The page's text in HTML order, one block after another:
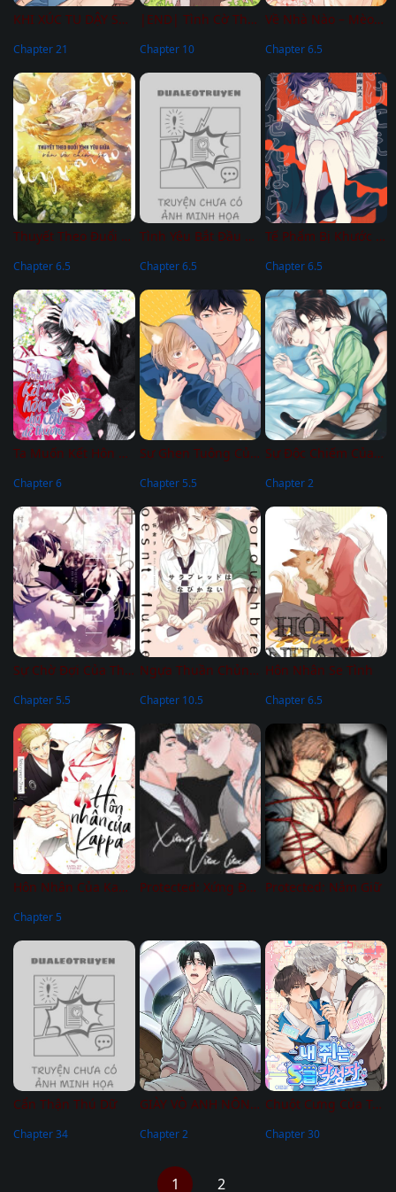
KHI XÚC TU DẬY SÓNG
Chapter 21
|END| Tình Cờ Thật?!
Chapter 10
Về Nhà Nào – Mèo Nhỏ Omegaverse
Chapter 6.5
Thuyết Theo Đuổi Tình Yêu Giữa Rắn Và Chim Sẻ
Chapter 6.5
Tình Yêu Bắt Đầu Khi Dắt Cún Đi Dạo
Chapter 6.5
Tế Phẩm Bị Khước Từ
Chapter 6.5
Ta Muốn Kết Hôn Với Em Chú Cáo Dễ Thương
Chapter 6
Sự Ghen Tuông Của Cáo
Chapter 5.5
Sự Độc Chiếm Của Một Quái Thú
Chapter 2
Sự Chờ Đợi Của Thần Cáo
Chapter 5.5
Ngựa Thuần Chủng Không Thể Thuần Phục
Chapter 10.5
Hôn Nhân Se Tình
Chapter 6.5
Hôn Nhân Của Kappa
Chapter 5
Protected: Xứng Đôi Vừa Lứa Protected: Nắm Giữ
Cẩn Thận Thú Dữ
Chapter 34
GIÀY VÒ ANH NÔNG DÂN HẰNG ĐÊM
Chapter 2
Chuột Cưng Của Tôi Là Thức Tỉnh Giả Hạng S
Chapter 30
1 2